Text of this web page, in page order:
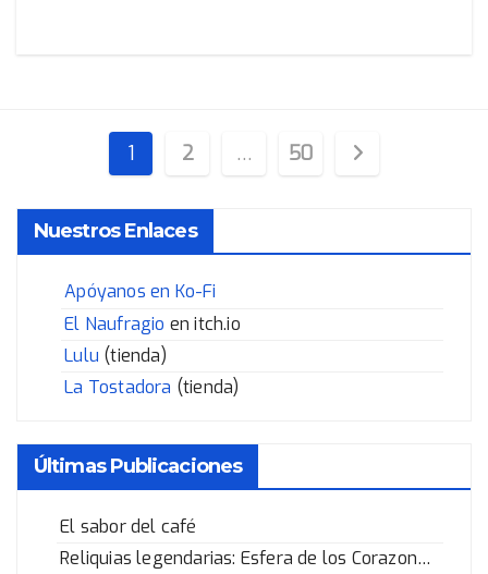
Paginación
de
entradas
1 2 … 50
Nuestros Enlaces
Apóyanos en Ko-Fi
El Naufragio en itch.io
Lulu (tienda)
La Tostadora (tienda)
Últimas Publicaciones
El sabor del café
Reliquias legendarias: Esfera de los Corazones Rotos